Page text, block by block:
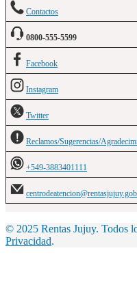
Contactos
0800-555-5599
Facebook
Instagram
Twitter
Reclamos/Sugerencias/
+549-3883401111
© 2025 Rentas Jujuy. Todos
Privacidad.